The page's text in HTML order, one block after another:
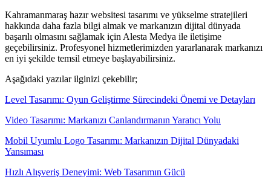
Kahramanmaraş hazır websitesi tasarımı ve yükselme stratejileri
hakkında daha fazla bilgi almak ve markanızın dijital dünyada
başarılı olmasını sağlamak için Alesta Medya ile iletişime
geçebilirsiniz. Profesyonel hizmetlerimizden yararlanarak markanızı
en iyi şekilde temsil etmeye başlayabilirsiniz.
Aşağıdaki yazılar ilginizi çekebilir;
Level Tasarımı: Oyun Geliştirme Sürecindeki Önemi ve Detayları
Video Tasarımı: Markanızı Canlandırmanın Yaratıcı Yolu
Mobil Uyumlu Logo Tasarımı: Markanızın Dijital Dünyadaki
Yansıması
Hızlı Alışveriş Deneyimi: Web Tasarımın Gücü